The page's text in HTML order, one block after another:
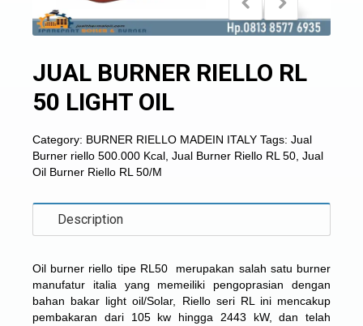
JUAL BURNER RIELLO RL
50 LIGHT OIL
Category: BURNER RIELLO MADEIN ITALY Tags: Jual
Burner riello 500.000 Kcal Jual Burner Riello RL 50 Jual
Oil Burner Riello RL 50/M
Description
Oil burner riello tipe RL50merupakan salah satu burner
manufatur italia yang memeiliki pengoprasian dengan
bahan bakar light oil/Solar, Riello seri RL ini mencakup
pembakaran dari 105 kw hingga 2443 kW, dan telah